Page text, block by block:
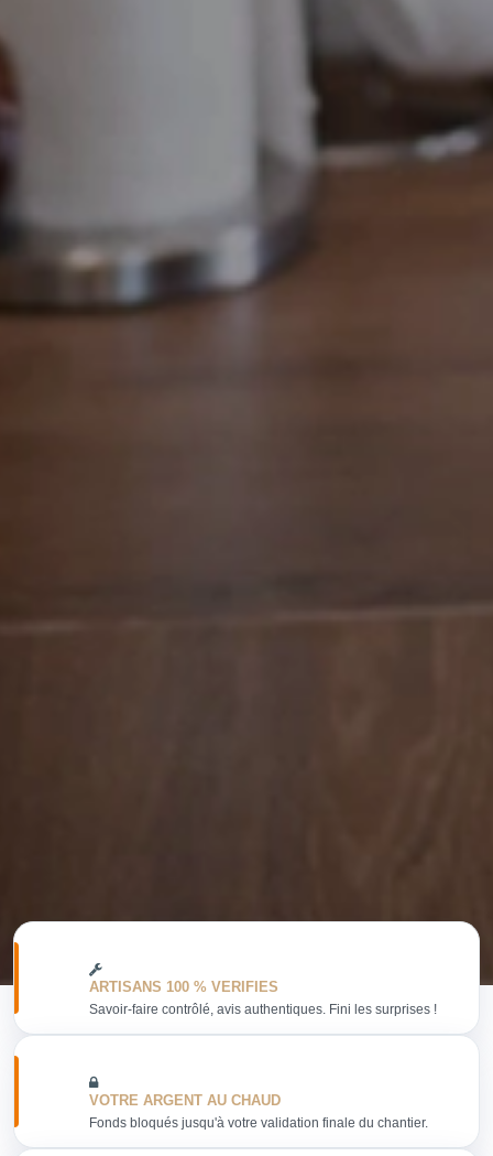
ARTISANS 100 % VERIFIES
Savoir-faire contrôlé, avis authentiques. Fini les surprises !
VOTRE ARGENT AU CHAUD
Fonds bloqués jusqu'à votre validation finale du chantier.